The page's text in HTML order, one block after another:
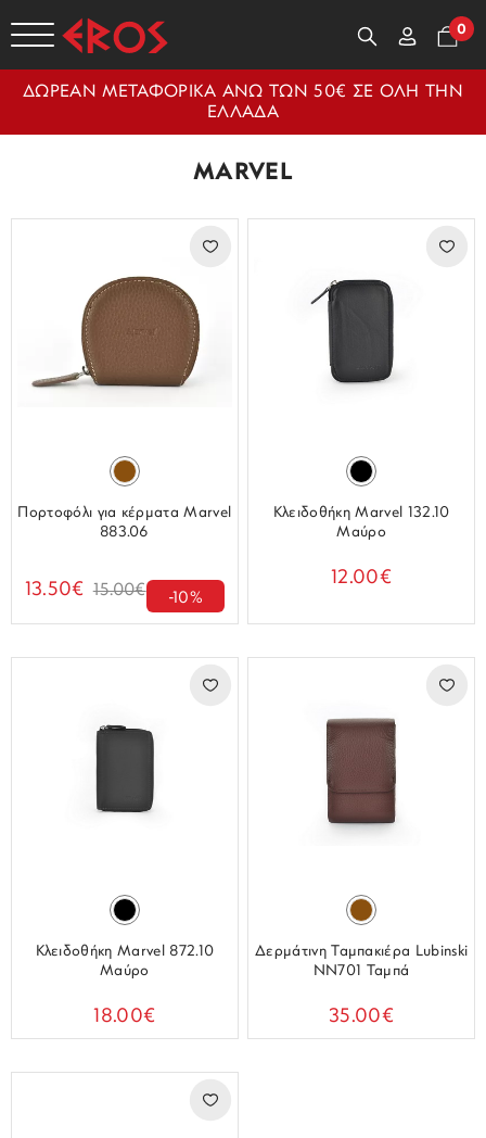
0
ΔΩΡΕΑΝ ΜΕΤΑΦΟΡΙΚΑ ΑΝΩ ΤΩΝ 50€ ΣΕ ΟΛΗ ΤΗΝ
ΕΛΛΑΔΑ
MARVEL
Πορτοφόλι για κέρματα Marvel
883.06
13.50€ 15.00€ -10%
Κλειδοθήκη Marvel 132.10
Μαύρο
12.00€
Κλειδοθήκη Marvel 872.10
Μαύρο
18.00€
Δερμάτινη Ταμπακιέρα Lubinski
NN701 Ταμπά
35.00€